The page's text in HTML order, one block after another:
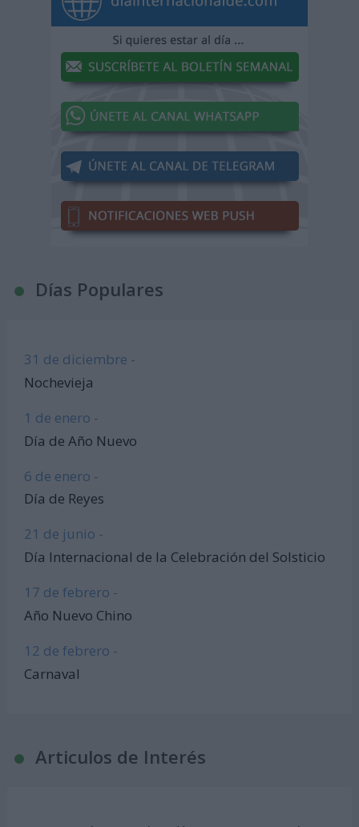
Días Populares
31 de diciembre -
Nochevieja
1 de enero -
Día de Año Nuevo
6 de enero -
Día de Reyes
21 de junio -
Día Internacional de la Celebración del Solsticio
17 de febrero -
Año Nuevo Chino
12 de febrero -
Carnaval
Articulos de Interés